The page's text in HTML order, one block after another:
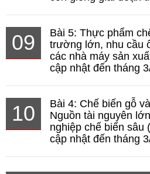
09
Bài 5: Thực phẩm
trường lớn, nhu cầu
các nhà máy sản
cập nhật đến tháng
10
Bài 4: Chế biến gỗ
Nguồn tài nguyên
nghiệp chế biến sâu
cập nhật đến tháng